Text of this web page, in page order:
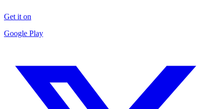
Get it on
Google Play